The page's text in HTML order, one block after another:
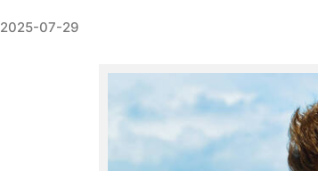
2025-07-29